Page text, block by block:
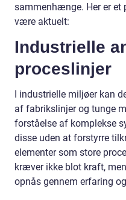
sammenhænge. Her er et
være aktuelt:
Industrielle
proceslinjer
I industrielle miljøer kan
af fabrikslinjer og tunge
forståelse af komplekse
disse uden at forstyrre
elementer som store
kræver ikke blot kraft,
opnås gennem erfaring